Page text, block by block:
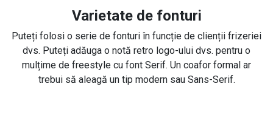
Varietate de fonturi
Puteți folosi o serie de fonturi în funcție de clienții frizeriei
dvs. Puteți adăuga o notă retro logo-ului dvs. pentru o
mulțime de freestyle cu font Serif. Un coafor formal ar
trebui să aleagă un tip modern sau Sans-Serif.